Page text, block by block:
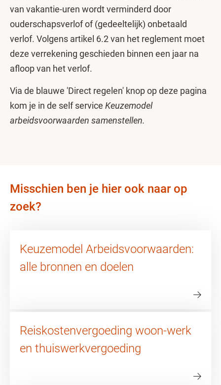
van vakantie-uren wordt verminderd door
ouderschapsverlof of (gedeeltelijk) onbetaald
verlof. Volgens artikel 6.2 van het reglement moet
deze verrekening geschieden binnen een jaar na
afloop van het verlof.
Via de blauwe 'Direct regelen' knop op deze pagina
kom je in de self service Keuzemodel
arbeidsvoorwaarden samenstellen.
Misschien ben je hier ook naar op
zoek?
Keuzemodel Arbeidsvoorwaarden:
alle bronnen en doelen
Reiskostenvergoeding woon-werk
en thuiswerkvergoeding